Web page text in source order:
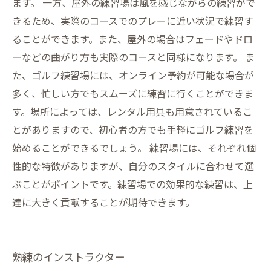
きるため、実際のコースでのプレーに近い状況で練習す
ることができます。また、屋外の場合はフェードやドロ
ーなどの曲がり方も実際のコースと同様になります。 ま
た、ゴルフ練習場には、オンライン予約が可能な場合が
多く、忙しい方でもスムーズに練習に行くことができま
す。場所によっては、レンタル用具も用意されているこ
とがありますので、初心者の方でも手軽にゴルフ練習を
始めることができるでしょう。 練習場には、それぞれ個
性的な特徴がありますが、自分のスタイルに合わせて選
ぶことがポイントです。練習場での効果的な練習は、上
達に大きく貢献することが期待できます。
熟練のインストラクター